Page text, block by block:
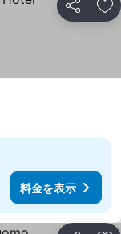
シェア お
料金を表示